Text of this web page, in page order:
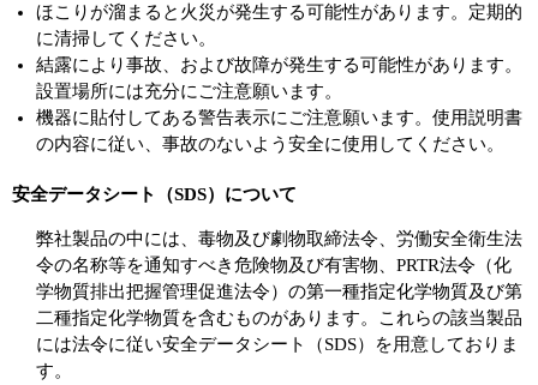
ほこりが溜まると火災が発生する可能性があります。定期的
に清掃してください。
結露により事故、および故障が発生する可能性があります。
設置場所には充分にご注意願います。
機器に貼付してある警告表示にご注意願います。使用説明書
の内容に従い、事故のないよう安全に使用してください。
安全データシート（SDS）について
弊社製品の中には、毒物及び劇物取締法令、労働安全衛生法
令の名称等を通知すべき危険物及び有害物、PRTR法令（化
学物質排出把握管理促進法令）の第一種指定化学物質及び第
二種指定化学物質を含むものがあります。これらの該当製品
には法令に従い安全データシート（SDS）を用意しておりま
す。